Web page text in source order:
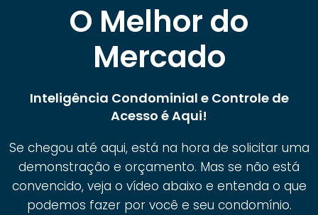
O Melhor do
Mercado
Inteligência Condominial e Controle de
Acesso é Aqui!
Se chegou até aqui, está na hora de solicitar uma
demonstração e orçamento. Mas se não está
convencido, veja o vídeo abaixo e entenda o que
podemos fazer por você e seu condomínio.